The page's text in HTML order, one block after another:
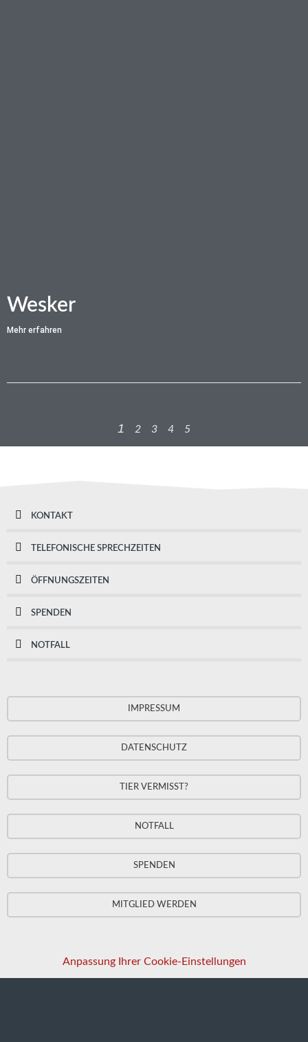
Wesker
Mehr erfahren
1 2 3 4 5
KONTAKT
TELEFONISCHE SPRECHZEITEN
ÖFFNUNGSZEITEN
SPENDEN
NOTFALL
IMPRESSUM
DATENSCHUTZ
TIER VERMISST?
NOTFALL
SPENDEN
MITGLIED WERDEN
Anpassung Ihrer Cookie-Einstellungen